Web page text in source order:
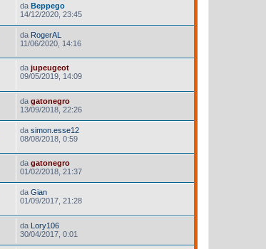
da Beppego
14/12/2020, 23:45
da RogerAL
11/06/2020, 14:16
da jupeugeot
09/05/2019, 14:09
da gatonegro
13/09/2018, 22:26
da simon.esse12
08/08/2018, 0:59
da gatonegro
01/02/2018, 21:37
da Gian
01/09/2017, 21:28
da Lory106
30/04/2017, 0:01